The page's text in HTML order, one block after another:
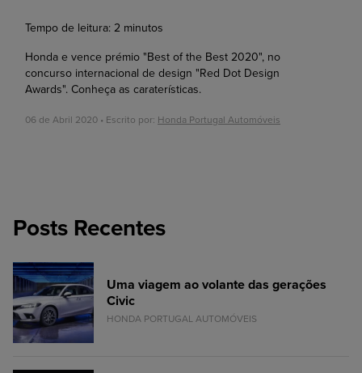
Tempo de leitura: 2 minutos
Honda e vence prémio "Best of the Best 2020", no
concurso internacional de design "Red Dot Design
Awards". Conheça as caraterísticas.
06 de Abril 2020 • Escrito por: Honda Portugal Automóveis
Posts Recentes
Uma viagem ao volante das gerações
Civic
HONDA PORTUGAL AUTOMÓVEIS